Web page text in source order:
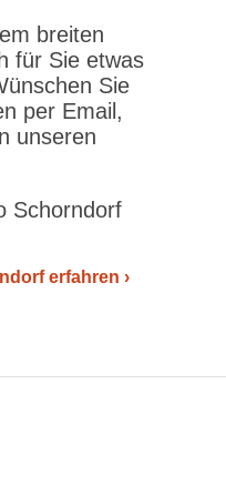
breiten
für Sie etwas
Sie
per Email,
unseren
Schorndorf
erfahren ›